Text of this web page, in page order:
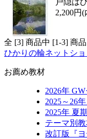
2,200円
全 [3] 商品中 [1-3] 商
ひかりの輪ネットシ
お薦め教材
2026年
2025～26
2025年 夏
テーマ別
改訂版『ヨ